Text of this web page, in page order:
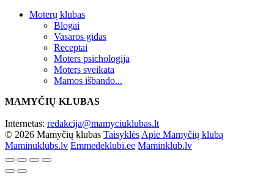
Moterų klubas
Blogai
Vasaros gidas
Receptai
Moters psichologija
Moters sveikata
Mamos išbando...
MAMYČIŲ KLUBAS
Internetas: redakcija@mamyciuklubas.lt
© 2026 Mamyčių klubas Taisyklės Apie Mamyčių klubą
Maminuklubs.lv Emmedeklubi.ee Maminklub.lv